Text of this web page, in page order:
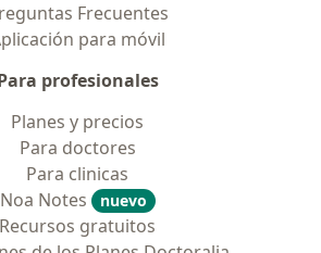
Frecuentes
para móvil
profesionales
Planes y precios
Para doctores
Para clinicas
Noa Notes
nuevo
Recursos gratuitos